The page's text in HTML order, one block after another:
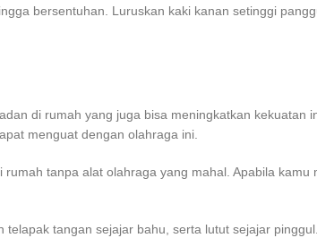
bersentuhan. Luruskan kaki kanan setinggi
di rumah yang juga bisa meningkatkan kekuatan
menguat dengan olahraga ini.
tanpa alat olahraga yang mahal. Apabila
tangan sejajar bahu, serta lutut sejajar pinggul.